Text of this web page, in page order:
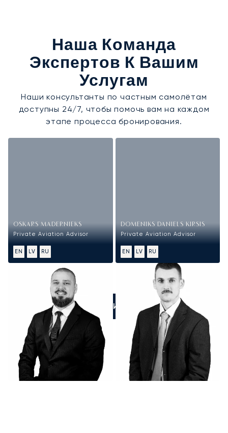
Наша Команда
Экспертов К Вашим
Услугам
Наши консультанты по частным самолётам
доступны 24/7, чтобы помочь вам на каждом
этапе процесса бронирования.
OSKARS MADERNIEKS
Private Aviation Advisor
EN LV RU
DOMENIKS DANIELS KIRSIS
Private Aviation Advisor
EN LV RU
ПОЗВОНИТЕ НАМ